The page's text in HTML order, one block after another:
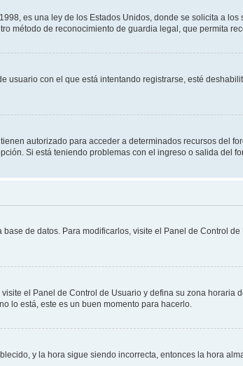
es una ley de los Estados Unidos, donde se solicita a
método de reconocimiento de guardia legal, que permita
con el que está intentando registrarse, esté
autorizado para acceder a determinados recursos del
Si está teniendo problemas con el ingreso o salida del
de datos. Para modificarlos, visite el Panel de Control
el Panel de Control de Usuario y defina su zona horaria
lo está, este es un buen momento para hacerlo.
y la hora sigue siendo incorrecta, entonces la hora